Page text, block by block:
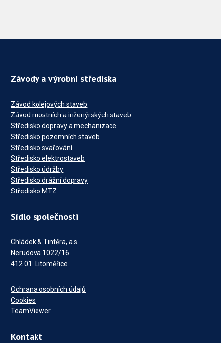
Závody a výrobní střediska
Závod kolejových staveb
Závod mostních a inženýrských staveb
Středisko dopravy a mechanizace
Středisko pozemních staveb
Středisko svařování
Středisko elektrostaveb
Středisko údržby
Středisko drážní dopravy
Středisko MTZ
Sídlo společnosti
Chládek & Tintěra, a.s.
Nerudova 1022/16
412 01 Litoměřice
Ochrana osobních údajů
Cookies
TeamViewer
Kontakt